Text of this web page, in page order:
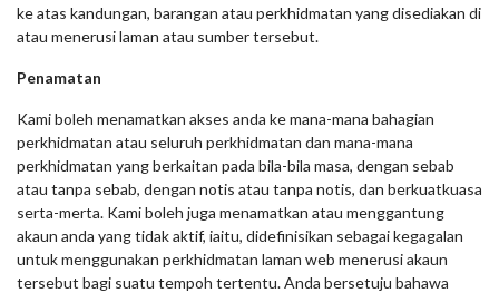
ke atas kandungan, barangan atau perkhidmatan yang disediakan di
atau menerusi laman atau sumber tersebut.
Penamatan
Kami boleh menamatkan akses anda ke mana-mana bahagian
perkhidmatan atau seluruh perkhidmatan dan mana-mana
perkhidmatan yang berkaitan pada bila-bila masa, dengan sebab
atau tanpa sebab, dengan notis atau tanpa notis, dan berkuatkuasa
serta-merta. Kami boleh juga menamatkan atau menggantung
akaun anda yang tidak aktif, iaitu, didefinisikan sebagai kegagalan
untuk menggunakan perkhidmatan laman web menerusi akaun
tersebut bagi suatu tempoh tertentu. Anda bersetuju bahawa